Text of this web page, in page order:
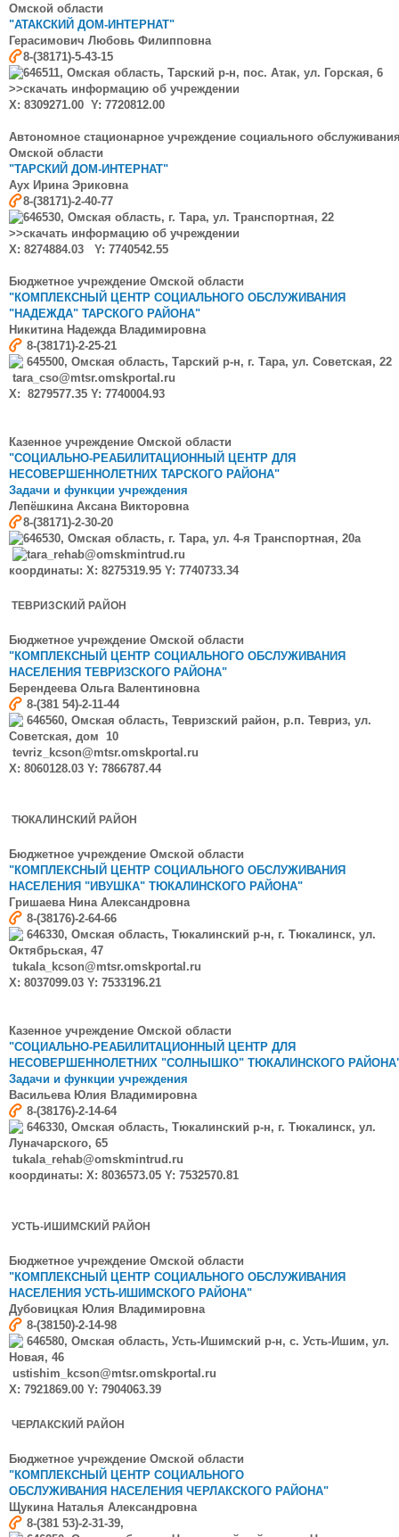
Омской области
"АТАКСКИЙ ДОМ-ИНТЕРНАТ"
Герасимович Любовь Филипповна
8-(38171)-5-43-15
646511, Омская область, Тарский р-н, пос. Атак, ул. Горская, 6
>>скачать информацию об учреждении
X: 8309271.00 Y: 7720812.00
Автономное стационарное учреждение социального
Омской области
"ТАРСКИЙ ДОМ-ИНТЕРНАТ"
Аух Ирина Эриковна
8-(38171)-2-40-77
646530, Омская область, г. Тара, ул. Транспортная, 22
>>скачать информацию об учреждении
X: 8274884.03 Y: 7740542.55
Бюджетное учреждение Омской области
"КОМПЛЕКСНЫЙ ЦЕНТР СОЦИАЛЬНОГО ОБСЛУЖИВАНИЯ
"НАДЕЖДА" ТАРСКОГО РАЙОНА"
Никитина Надежда Владимировна
8-(38171)-2-25-21
645500, Омская область, Тарский р-н, г. Тара, ул. Советская, 22
tara_cso@mtsr.omskportal.ru
X: 8279577.35 Y: 7740004.93
Казенное учреждение Омской области
"СОЦИАЛЬНО-РЕАБИЛИТАЦИОННЫЙ ЦЕНТР ДЛЯ
НЕСОВЕРШЕННОЛЕТНИХ ТАРСКОГО РАЙОНА"
Задачи и функции учреждения
Лепёшкина Аксана Викторовна
8-(38171)-2-30-20
646530, Омская область, г. Тара, ул. 4-я Транспортная, 20а
tara_rehab@omskmintrud.ru
координаты: X: 8275319.95 Y: 7740733.34
ТЕВРИЗСКИЙ РАЙОН
Бюджетное учреждение Омской области
"КОМПЛЕКСНЫЙ ЦЕНТР СОЦИАЛЬНОГО ОБСЛУЖИВАНИЯ
НАСЕЛЕНИЯ ТЕВРИЗСКОГО РАЙОНА"
БерендееваОльга Валентиновна
8-(381 54)-2-11-44
646560, Омская область, Тевризский район, р.п. Тевриз, ул.
Советская, дом 10
tevriz_kcson@mtsr.omskportal.ru
X: 8060128.03 Y: 7866787.44
ТЮКАЛИНСКИЙ РАЙОН
Бюджетное учреждение Омской области
"КОМПЛЕКСНЫЙ ЦЕНТР СОЦИАЛЬНОГО ОБСЛУЖИВАНИЯ
НАСЕЛЕНИЯ "ИВУШКА" ТЮКАЛИНСКОГО РАЙОНА"
ГришаеваНина Александровна
8-(38176)-2-64-66
646330, Омская область, Тюкалинский р-н, г. Тюкалинск, ул.
Октябрьская, 47
tukala_kcson@mtsr.omskportal.ru
X: 8037099.03 Y: 7533196.21
Казенное учреждение Омской области
"СОЦИАЛЬНО-РЕАБИЛИТАЦИОННЫЙ ЦЕНТР ДЛЯ
НЕСОВЕРШЕННОЛЕТНИХ "СОЛНЫШКО" ТЮКАЛИНСКОГО
Задачи и функции учреждения
Васильева Юлия Владимировна
8-(38176)-2-14-64
646330, Омская область, Тюкалинский р-н, г. Тюкалинск, ул.
Луначарского, 65
tukala_rehab@omskmintrud.ru
координаты: X: 8036573.05 Y: 7532570.81
УСТЬ-ИШИМСКИЙ РАЙОН
Бюджетное учреждение Омской области
"КОМПЛЕКСНЫЙ ЦЕНТР СОЦИАЛЬНОГО ОБСЛУЖИВАНИЯ
НАСЕЛЕНИЯ УСТЬ-ИШИМСКОГО РАЙОНА"
Дубовицкая Юлия Владимировна
8-(38150)-2-14-98
646580, Омская область, Усть-Ишимский р-н, с. Усть-Ишим, ул.
Новая, 46
ustishim_kcson@mtsr.omskportal.ru
X: 7921869.00 Y: 7904063.39
ЧЕРЛАКСКИЙ РАЙОН
Бюджетное учреждение Омской области
"КОМПЛЕКСНЫЙ ЦЕНТР СОЦИАЛЬНОГО
ОБСЛУЖИВАНИЯ НАСЕЛЕНИЯ ЧЕРЛАКСКОГО РАЙОНА"
Щукина Наталья Александровна
8-(381 53)-2-31-39,